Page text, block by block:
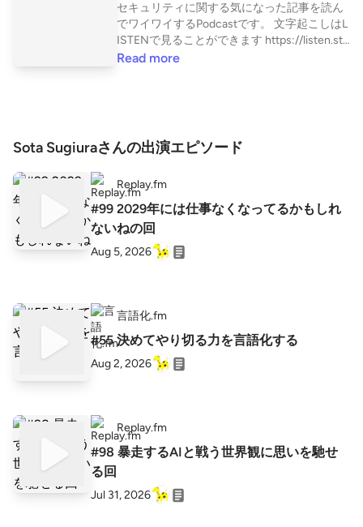
セキュリティに関する気になった記事を読ん
でワイワイするPodcastです。 文字起こしはL
ISTENで見ることができます https://listen.sty
le/p/replayfm?ksmyPlhV
Read more
Sota Sugiuraさんの出演エピソード
Replay.fm
#99 2029年には仕事なくなってるかもしれ
ないねの回
Aug 5, 2026
言語化.fm
#55 決めてやり切る力を言語化する
Aug 2, 2026
Replay.fm
#98 暴走するAIと戦う世界観に思いを馳せ
る回
Jul 31, 2026